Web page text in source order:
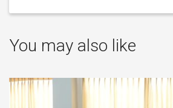
You may also like